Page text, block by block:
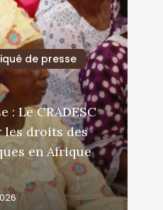
de presse
: Le CRADESC
les droits des
en Afrique